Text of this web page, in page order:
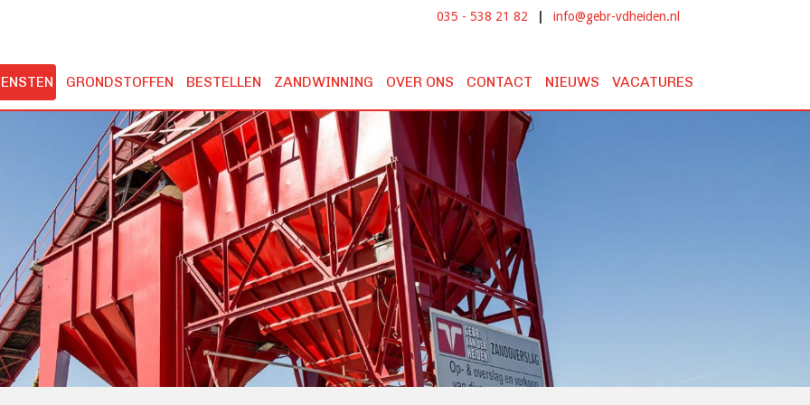
035 - 538 21 82 info@gebr-vdheiden.nl
GRONDSTOFFEN BESTELLEN ZANDWINNING OVER ONS CONTACT NIEUWS VACATURES